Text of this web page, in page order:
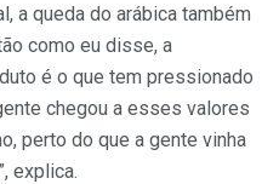
a queda do arábica também
como eu disse, a
é o que tem pressionado
chegou a esses valores
perto do que a gente vinha
explica.